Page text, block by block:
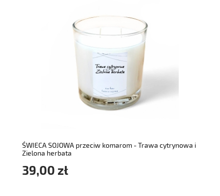
ŚWIECA SOJOWA przeciw komarom - Trawa cytrynowa i
Zielona herbata
39,00 zł
do koszyka